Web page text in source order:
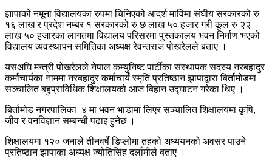
झापाको नमूना विद्यालयका रुपमा चिनिएको आदर्श माविमा संघीय सरकारको रु
१६ लाख र प्रदेश नम्बर १ सरकारको रु छ लाख ५० हजार गरी कूल रु २२
लाख ५० हजारका लागतमा विद्यालय परिसरमा पुस्तकालय भवन निर्माण भएको
विद्यालय व्यवस्थापन समितिका अध्यक्ष रेवन्तराज पोखरेलले बताए ।
यसअघि मन्त्री पोखरेलले नेपाल कम्युनिष्ट पार्टीका संस्थापक सदस्य नरबहादुर
कर्माचार्यका नाममा नरबहादुर कर्माचार्य स्मृति प्रतिष्ठान झापाद्वारा बिर्तामोडमा
सञ्चालित बहुप्राविधिक शिक्षालयको आज बिहान उद्घाटन गरेका थिए ।
बिर्तामोड नगरपालिका–४ मा भवन भाडामा लिएर सञ्चालित शिक्षालयमा कृषि,
जीव र वनविज्ञान सम्बन्धी पढाइ हुनेछ ।
शिक्षालयमा १२० जनाले तीनवर्षे डिप्लोमा तहको अध्ययनको अवसर पाउने
प्रतिष्ठान झापाका अध्यक्ष ज्योतिसिंह दर्लामीले बताए ।